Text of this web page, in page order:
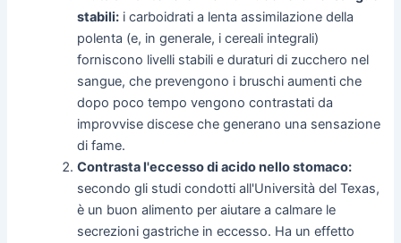
stabili: i carboidrati a lenta assimilazione della
polenta (e, in generale, i cereali integrali)
forniscono livelli stabili e duraturi di zucchero nel
sangue, che prevengono i bruschi aumenti che
dopo poco tempo vengono contrastati da
improvvise discese che generano una sensazione
di fame.
Contrasta l'eccesso di acido nello stomaco:
secondo gli studi condotti all'Università del Texas,
è un buon alimento per aiutare a calmare le
secrezioni gastriche in eccesso. Ha un effetto